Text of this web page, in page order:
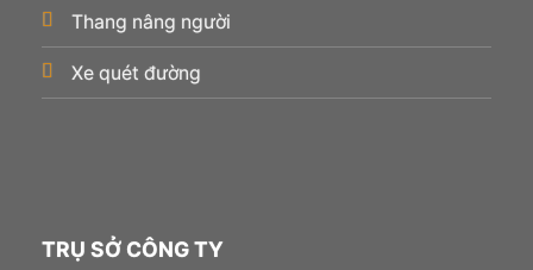
Thang nâng người
Xe quét đường
TRỤ SỞ CÔNG TY